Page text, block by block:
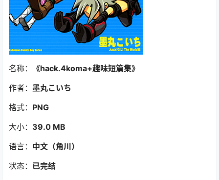
名称：
《hack.4koma+趣味短篇集》
作者： 墨丸こいち
格式： PNG
大小： 39.0 MB
语言： 中文 （角川 ）
状态： 已完结